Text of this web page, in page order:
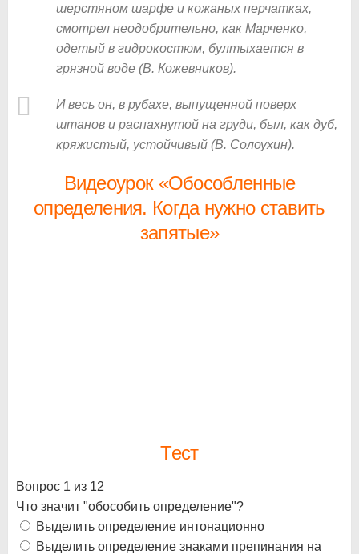
шерстяном шарфе и кожаных перчатках,
смотрел неодобрительно, как Марченко,
одетый в гидрокостюм, бултыхается в
грязной воде (В. Кожевников).
И весь он, в рубахе, выпущенной поверх
штанов и распахнутой на груди, был, как дуб,
кряжистый, устойчивый (В. Солоухин).
Видеоурок «Обособленные
определения. Когда нужно ставить
запятые»
Тест
Вопрос 1 из 12
Что значит "обособить определение"?
Выделить определение интонационно
Выделить определение знаками препинания на